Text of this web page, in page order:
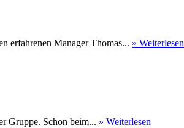
erfahrenen Manager Thomas... » Weiterlesen
Gruppe. Schon beim... » Weiterlesen